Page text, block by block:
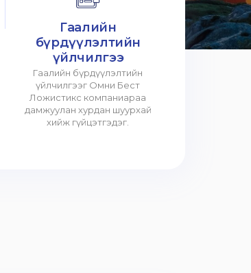
Гаалийн
бүрдүүлэлтийн
үйлчилгээ
Гаалийн бүрдүүлэлтийн
үйлчилгээг Омни Бест
Ложистикс компаниараа
дамжуулан хурдан шуурхай
хийж гүйцэтгэдэг.